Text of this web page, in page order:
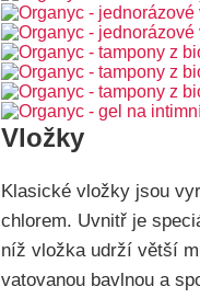
Vložky
Klasické vložky jsou
chlorem. Uvnitř je
níž vložka udrží větší
vatovanou bavlnou a